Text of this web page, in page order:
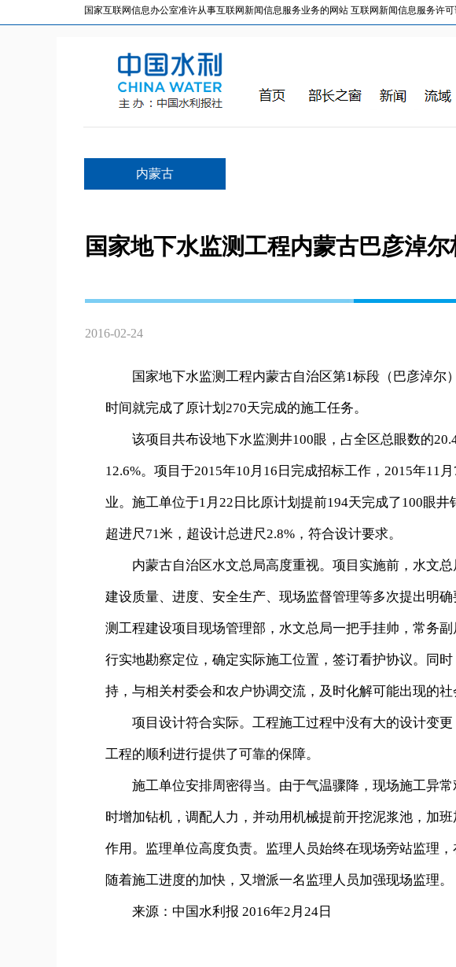
国家互联网信息办公室准许从事互联网新闻信息服务业务的网站 互联网新闻信息服务许可
内蒙古
国家地下水监测工程内蒙古巴彦淖
2016-02-24
国家地下水监测工程内蒙古自治区第1标段（巴彦淖尔
时间就完成了原计划270天完成的施工任务。
该项目共布设地下水监测井100眼，占全区总眼数的
12.6%。项目于2015年10月16日完成招标工作，2015年11
业。施工单位于1月22日比原计划提前194天完成了100眼
超进尺71米，超设计总进尺2.8%，符合设计要求。
内蒙古自治区水文总局高度重视。项目实施前，水文总
建设质量、进度、安全生产、现场监督管理等多次提出明
测工程建设项目现场管理部，水文总局一把手挂帅，常务
行实地勘察定位，确定实际施工位置，签订看护协议。同
持，与相关村委会和农户协调交流，及时化解可能出现的社
项目设计符合实际。工程施工过程中没有大的设计变更
工程的顺利进行提供了可靠的保障。
施工单位安排周密得当。由于气温骤降，现场施工异常
时增加钻机，调配人力，并动用机械提前开挖泥浆池，加
作用。监理单位高度负责。监理人员始终在现场旁站监理
随着施工进度的加快，又增派一名监理人员加强现场监理。
来源：中国水利报 2016年2月24日